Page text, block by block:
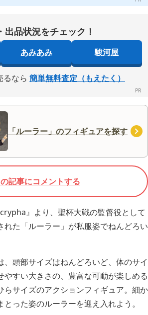
出品状況をチェック！
あみあみ 駿河屋
るなら 簡単無料査定（もえたく）
「ルーラー」のフィギュアを探す
記事にコメントする
』より、聖杯大戦の監督役として
れた「ルーラー」が私服姿でねんどろい
、頭部サイズはねんどろいど、体のサイ
やすい大きさの、豊富な可動が楽しめる
らサイズのアクションフィギュア。細か
とった姿のルーラーを迎え入れよう。